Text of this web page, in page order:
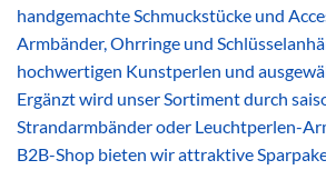
handgemachte Schmuckstücke und
Armbänder, Ohrringe und
hochwertigen Kunstperlen und
Ergänzt wird unser Sortiment durch
Strandarmbänder oder Leuchtperlen-
B2B-Shop bieten wir attraktive